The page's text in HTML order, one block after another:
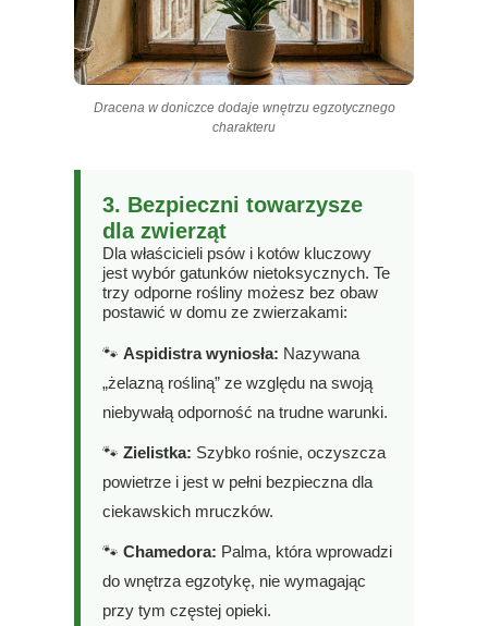
Dracena w doniczce dodaje wnętrzu egzotycznego
charakteru
3. Bezpieczni towarzysze
dla zwierząt
Dla właścicieli psów i kotów kluczowy
jest wybór gatunków nietoksycznych. Te
trzy odporne rośliny możesz bez obaw
postawić w domu ze zwierzakami:
🐾 Aspidistra wyniosła: Nazywana
„żelazną rośliną” ze względu na swoją
niebywałą odporność na trudne warunki.
🐾 Zielistka: Szybko rośnie, oczyszcza
powietrze i jest w pełni bezpieczna dla
ciekawskich mruczków.
🐾 Chamedora: Palma, która wprowadzi
do wnętrza egzotykę, nie wymagając
przy tym częstej opieki.